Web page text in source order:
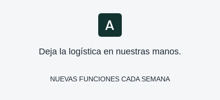
Deja la logística en nuestras manos.
NUEVAS FUNCIONES CADA SEMANA